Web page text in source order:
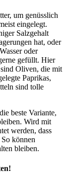
um genüsslich
eingelegt.
Salzgehalt
hat, oder
oder
gefüllt. Hier
Oliven, die mit
Paprikas,
sind tolle
beste Variante,
Wird mit
werden, dass
können
bleiben.